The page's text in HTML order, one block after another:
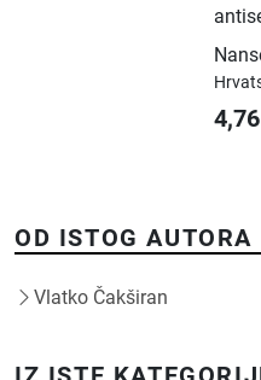
4,76
OD ISTOG AUTORA
Vlatko Čakširan